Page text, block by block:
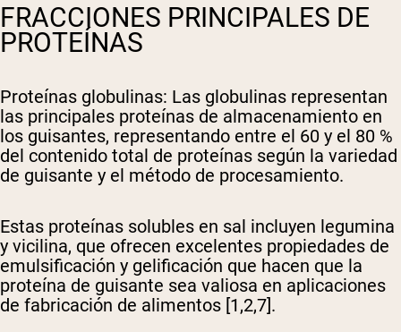
FRACCIONES PRINCIPALES DE
PROTEÍNAS
Proteínas globulinas: Las globulinas representan
las principales proteínas de almacenamiento en
los guisantes, representando entre el 60 y el 80 %
del contenido total de proteínas según la variedad
de guisante y el método de procesamiento.
Estas proteínas solubles en sal incluyen legumina
y vicilina, que ofrecen excelentes propiedades de
emulsificación y gelificación que hacen que la
proteína de guisante sea valiosa en aplicaciones
de fabricación de alimentos [1,2,7].